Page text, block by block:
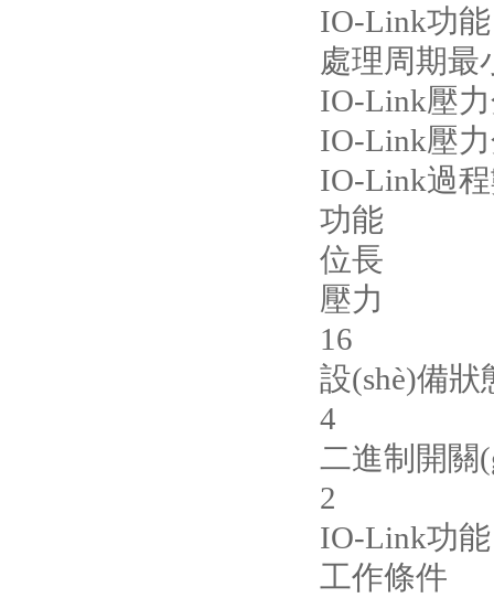
IO-Link功
處理周期
IO-Link壓
IO-Link壓
IO-Link過
功能
位長
壓力
16
設(shè)備狀
4
二進制開關
2
IO-Link功
工作條件